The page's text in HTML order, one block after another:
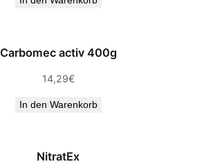
Carbomec activ 400g
14,29€
In den Warenkorb
NitratEx